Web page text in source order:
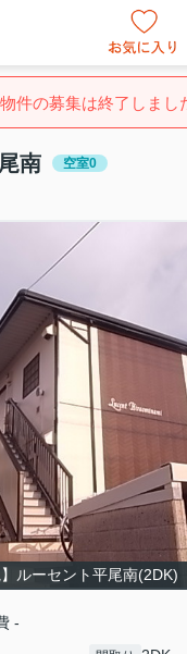
件の募集は終了しまし
南 空室0
】ルーセント平尾南
-